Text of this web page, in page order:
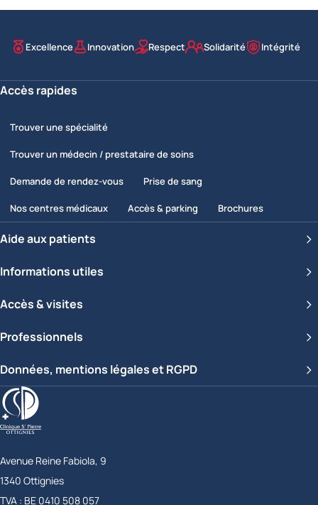
Nos valeurs
Excellence Innovation Respect Solidarité Intégrité
Accès rapides
Trouver une spécialité
Trouver un médecin / prestataire de soins
Demande de rendez-vous Prise de sang
Nos centres médicaux Accès & parking Brochures
Aide aux patients
Informations utiles
Accès & visites
Professionnels
Données, mentions légales et RGPD
Clinique Saint-Pierre Ottignies
Avenue Reine Fabiola, 9
1340 Ottignies
Belgique
TVA : BE 0410 508 057